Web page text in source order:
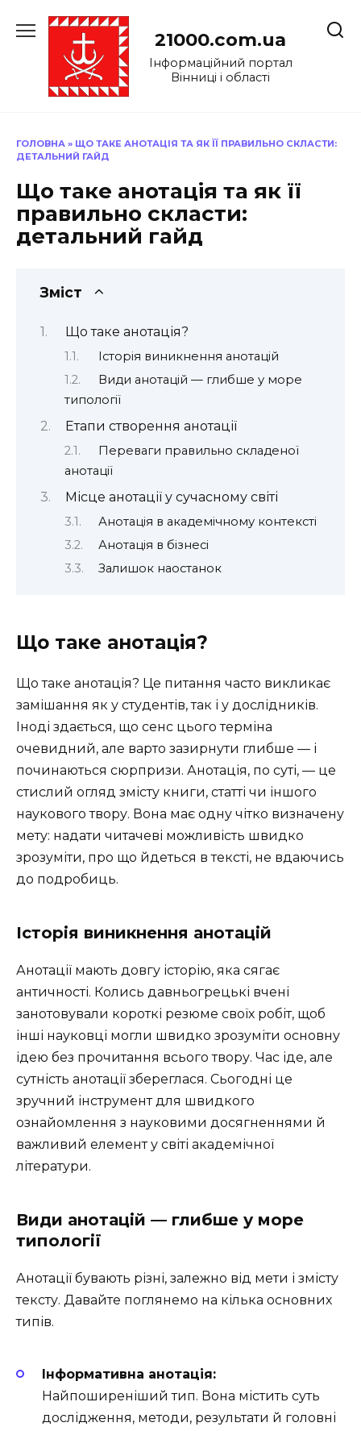
до
21000.com.ua
Інформаційний портал
Вінниці і області
ГОЛОВНА » ЩО ТАКЕ АНОТАЦІЯ ТА ЯК ЇЇ ПРАВИЛЬНО СКЛАСТИ:
ДЕТАЛЬНИЙ ГАЙД
Що таке анотація та як її
правильно скласти:
детальний гайд
Зміст
Що таке анотація?
Історія виникнення анотацій
Види анотацій — глибше у море
типології
Етапи створення анотації
Переваги правильно складеної
анотації
Місце анотації у сучасному світі
Анотація в академічному контексті
Анотація в бізнесі
Залишок наостанок
Що таке анотація?
Що таке анотація? Це питання часто викликає
замішання як у студентів, так і у дослідників.
Іноді здається, що сенс цього терміна
очевидний, але варто зазирнути глибше — і
починаються сюрпризи. Анотація, по суті, — це
стислий огляд змісту книги, статті чи іншого
наукового твору. Вона має одну чітко визначену
мету: надати читачеві можливість швидко
зрозуміти, про що йдеться в тексті, не вдаючись
до подробиць.
Історія виникнення анотацій
Анотації мають довгу історію, яка сягає
античності. Колись давньогрецькі вчені
занотовували короткі резюме своїх робіт, щоб
інші науковці могли швидко зрозуміти основну
ідею без прочитання всього твору. Час іде, але
сутність анотації збереглася. Сьогодні це
зручний інструмент для швидкого
ознайомлення з науковими досягненнями й
важливий елемент у світі академічної
літератури.
Види анотацій — глибше у море
типології
Анотації бувають різні, залежно від мети і змісту
тексту. Давайте поглянемо на кілька основних
типів.
Інформативна анотація:
Найпоширеніший тип. Вона містить суть
дослідження, методи, результати й головні